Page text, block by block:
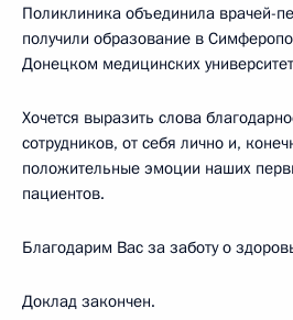
Поликлиника объединила врачей-
получили образование в
Донецком медицинских
Хочется выразить слова
сотрудников, от себя лично и,
положительные эмоции наших
пациентов.
Благодарим Вас за заботу о
Доклад закончен.